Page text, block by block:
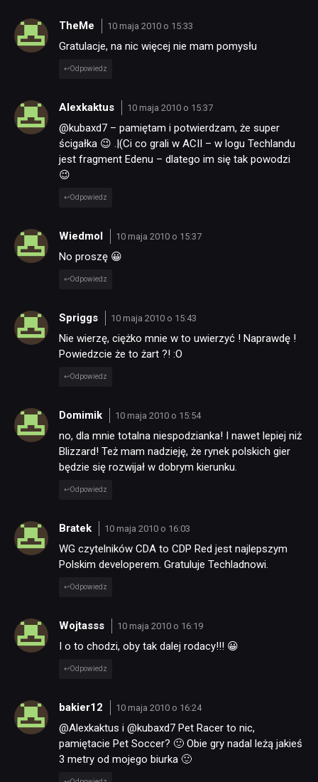
TheMe 10 maja 2010 o 15:33
Gratulacje, na nic więcej nie mam pomysłu
Odpowiedz
Alexkaktus 10 maja 2010 o 15:37
@kubaxd7 – pamiętam i potwierdzam, że super
ścigałka 😉 .|(Ci co grali w ACII – w logu Techlandu
jest fragment Edenu – dlatego im się tak powodzi
😉
Odpowiedz
Wiedmol 10 maja 2010 o 15:37
No proszę 😀
Odpowiedz
Spriggs 10 maja 2010 o 15:43
Nie wierzę, ciężko mnie w to uwierzyć ! Naprawdę !
Powiedzcie że to żart ?! :O
Odpowiedz
Domimik 10 maja 2010 o 15:54
no, dla mnie totalna niespodzianka! I nawet lepiej niż
Blizzard! Też mam nadzieję, że rynek polskich gier
będzie się rozwijał w dobrym kierunku.
Odpowiedz
Bratek 10 maja 2010 o 16:03
WG czytelników CDA to CDP Red jest najlepszym
Polskim developerem. Gratuluje Techladnowi.
Odpowiedz
Wojtasss 10 maja 2010 o 16:19
I o to chodzi, oby tak dalej rodacy!!! 😀
Odpowiedz
bakier12 10 maja 2010 o 16:24
@Alexkaktus i @kubaxd7 Pet Racer to nic,
pamiętacie Pet Soccer? 🙂 Obie gry nadal leżą jakieś
3 metry od mojego biurka 🙂